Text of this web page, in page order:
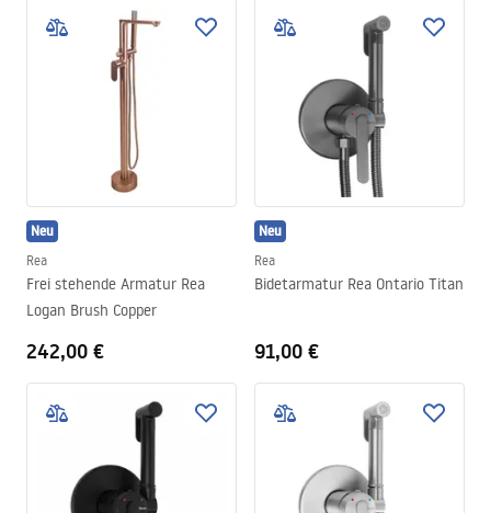
Neu
Rea
Frei stehende Armatur Rea
Logan Brush Copper
242,00 €
Neu
Rea
Bidetarmatur Rea Ontario Titan
91,00 €